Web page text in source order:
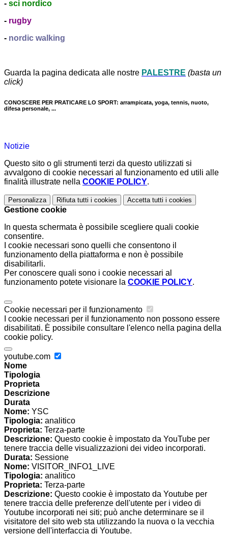
- sci nordico
- rugby
- nordic walking
Guarda la pagina dedicata alle nostre PALESTRE (basta un
click)
CONOSCERE PER PRATICARE LO SPORT: arrampicata, yoga, tennis, nuoto,
difesa personale, ...
Notizie
Questo sito o gli strumenti terzi da questo utilizzati si
avvalgono di cookie necessari al funzionamento ed utili alle
finalità illustrate nella COOKIE POLICY.
Personalizza Rifiuta tutti i cookies Accetta tutti i cookies
Gestione cookie
In questa schermata è possibile scegliere quali cookie
consentire.
I cookie necessari sono quelli che consentono il
funzionamento della piattaforma e non è possibile
disabilitarli.
Per conoscere quali sono i cookie necessari al
funzionamento potete visionare la COOKIE POLICY.
Cookie necessari per il funzionamento
I cookie necessari per il funzionamento non possono essere
disabilitati. È possibile consultare l'elenco nella pagina della
cookie policy.
youtube.com
Nome
Tipologia
Proprieta
Descrizione
Durata
Nome: YSC
Tipologia: analitico
Proprieta: Terza-parte
Descrizione: Questo cookie è impostato da YouTube per
tenere traccia delle visualizzazioni dei video incorporati.
Durata: Sessione
Nome: VISITOR_INFO1_LIVE
Tipologia: analitico
Proprieta: Terza-parte
Descrizione: Questo cookie è impostato da Youtube per
tenere traccia delle preferenze dell'utente per i video di
Youtube incorporati nei siti; può anche determinare se il
visitatore del sito web sta utilizzando la nuova o la vecchia
versione dell'interfaccia di Youtube.